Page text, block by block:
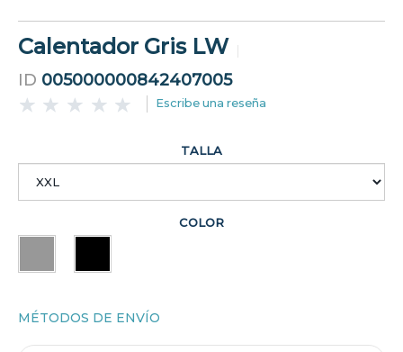
Calentador Gris LW
ID 005000000842407005
Escribe una reseña
TALLA
COLOR
MÉTODOS DE ENVÍO